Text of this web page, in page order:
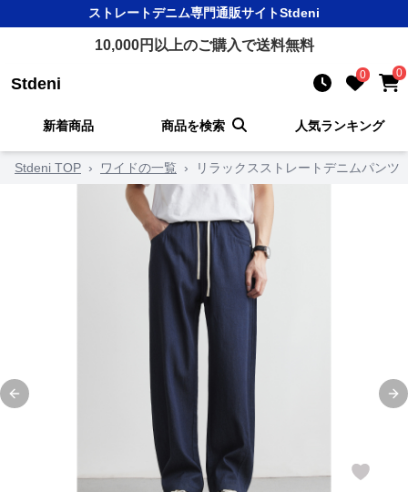
ストレートデニム専門通販サイトStdeni
10,000円以上のご購入で送料無料
Stdeni 0 0
新着商品 商品を検索 人気ランキング
Stdeni TOP › ワイドの一覧 › リラックスストレートデニムパンツ
Previous slide